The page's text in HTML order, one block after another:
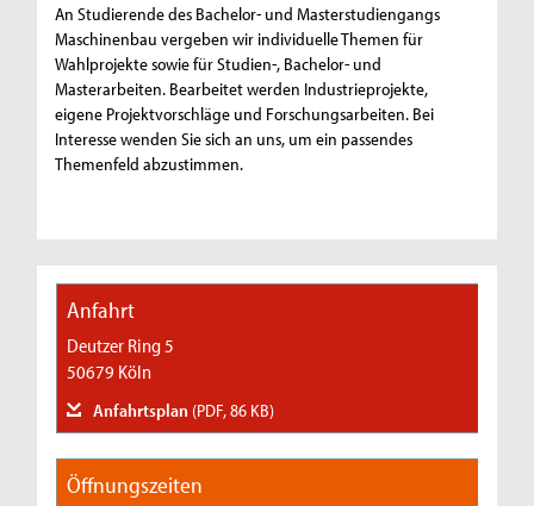
An Studierende des Bachelor- und Masterstudiengangs
Maschinenbau vergeben wir individuelle Themen für
Wahlprojekte sowie für Studien-, Bachelor- und
Masterarbeiten. Bearbeitet werden Industrieprojekte,
eigene Projektvorschläge und Forschungsarbeiten. Bei
Interesse wenden Sie sich an uns, um ein passendes
Themenfeld abzustimmen.
Anfahrt
Deutzer Ring 5
50679 Köln
Anfahrtsplan (PDF, 86 KB)
Öffnungszeiten